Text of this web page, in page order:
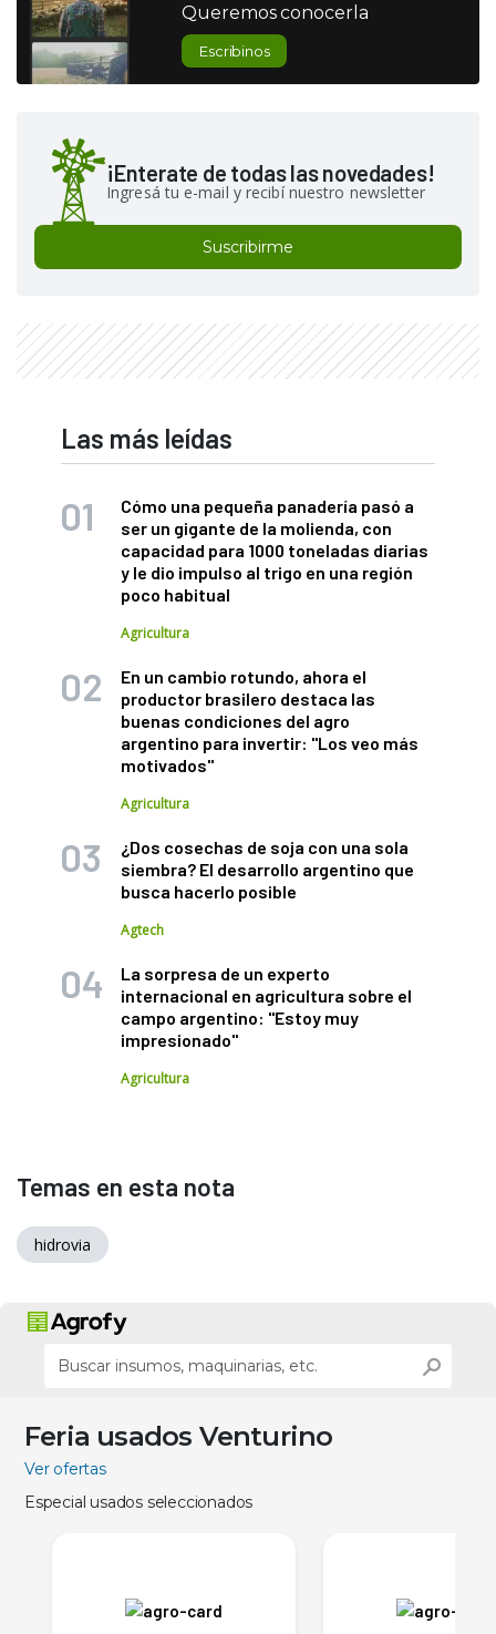
Queremos conocerla
Escribinos
¡Enterate de todas las novedades!
Ingresá tu e-mail y recibí nuestro newsletter
Suscribirme
Las más leídas
Cómo una pequeña panadería pasó a
ser un gigante de la molienda, con
capacidad para 1000 toneladas diarias
y le dio impulso al trigo en una región
poco habitual
Agricultura
En un cambio rotundo, ahora el
productor brasilero destaca las
buenas condiciones del agro
argentino para invertir: "Los veo más
motivados"
Agricultura
¿Dos cosechas de soja con una sola
siembra? El desarrollo argentino que
busca hacerlo posible
Agtech
La sorpresa de un experto
internacional en agricultura sobre el
campo argentino: "Estoy muy
impresionado"
Agricultura
Temas en esta nota
hidrovia
Feria usados Venturino
Ver ofertas
Especial usados seleccionados